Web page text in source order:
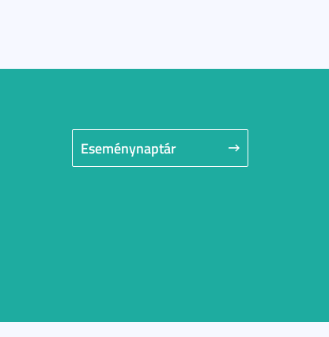
Eseménynaptár